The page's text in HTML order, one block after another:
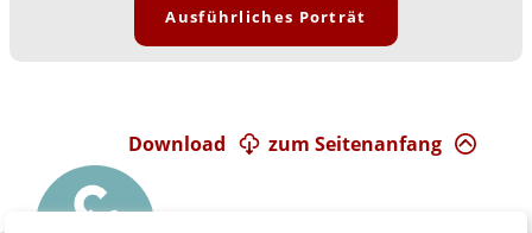
Ausführliches Porträt
zum Seitenanfang
Download